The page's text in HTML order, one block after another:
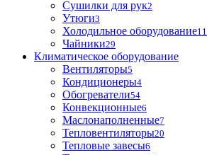
Сушилки для рук2
Утюги3
Холодильное оборудование11
Чайники29
Климатическое оборудование
Вентиляторы5
Кондиционеры4
Обогреватели54
Конвекционные6
Маслонаполненные7
Тепловентиляторы20
Тепловые завесы6